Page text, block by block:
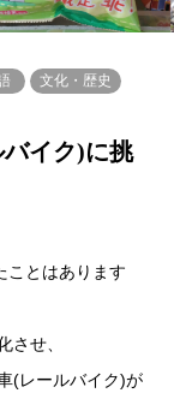
文化・歴史
イク)に挑
ことはあります
させ、
(レールバイク)が